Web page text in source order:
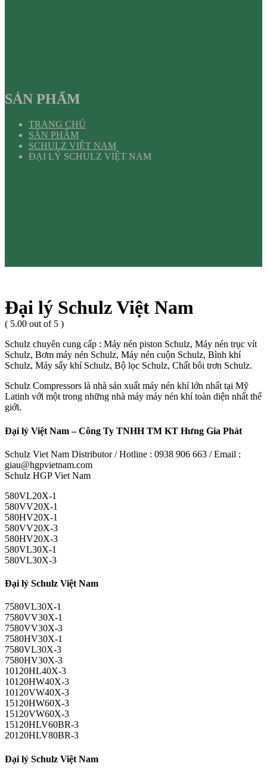
SẢN PHẨM
TRANG CHỦ
SẢN PHẨM
SCHULZ VIỆT NAM
ĐẠI LÝ SCHULZ VIỆT NAM
Đại lý Schulz Việt Nam
( 5.00 out of 5 )
Schulz chuyên cung cấp : Máy nén piston Schulz, Máy nén trục vít
Schulz, Bơm máy nén Schulz, Máy nén cuộn Schulz, Bình khí
Schulz, Máy sấy khí Schulz, Bộ lọc Schulz, Chất bôi trơn Schulz.
Schulz Compressors là nhà sản xuất máy nén khí lớn nhất tại Mỹ
Latinh với một trong những nhà máy máy nén khí toàn diện nhất thế
giới.
Đại lý Việt Nam – Công Ty TNHH TM KT Hưng Gia Phát
Schulz Viet Nam Distributor / Hotline : 0938 906 663 / Email :
giau@hgpvietnam.com
Schulz HGP Viet Nam
580VL20X-1
580VV20X-1
580HV20X-1
580VV20X-3
580HV20X-3
580VL30X-1
580VL30X-3
Đại lý Schulz Việt Nam
7580VL30X-1
7580VV30X-1
7580VV30X-3
7580HV30X-1
7580VL30X-3
7580HV30X-3
10120HL40X-3
10120HW40X-3
10120VW40X-3
15120HW60X-3
15120VW60X-3
15120HLV60BR-3
20120HLV80BR-3
Đại lý Schulz Việt Nam